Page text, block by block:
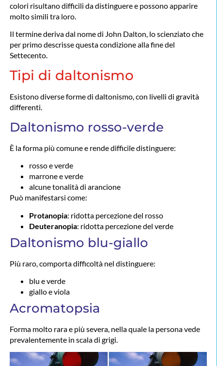
colori risultano difficili da distinguere e possono apparire
molto simili tra loro.
Il termine deriva dal nome di John Dalton, lo scienziato che
per primo descrisse questa condizione alla fine del
Settecento.
Tipi di daltonismo
Esistono diverse forme di daltonismo, con livelli di gravità
differenti.
Daltonismo rosso-verde
È la forma più comune e rende difficile distinguere:
rosso e verde
marrone e verde
alcune tonalità di arancione
Può manifestarsi come:
Protanopia: ridotta percezione del rosso
Deuteranopia: ridotta percezione del verde
Daltonismo blu-giallo
Più raro, comporta difficoltà nel distinguere:
blu e verde
giallo e viola
Acromatopsia
Forma molto rara e più severa, nella quale la persona vede
prevalentemente in scala di grigi.